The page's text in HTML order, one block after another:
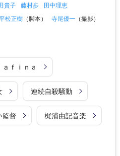
貴子 藤村歩
田中理恵
松正樹 （脚本） 寺尾優一 （撮影）
ａｆｉｎａ
連続自殺騒動
監督 梶浦由記音楽